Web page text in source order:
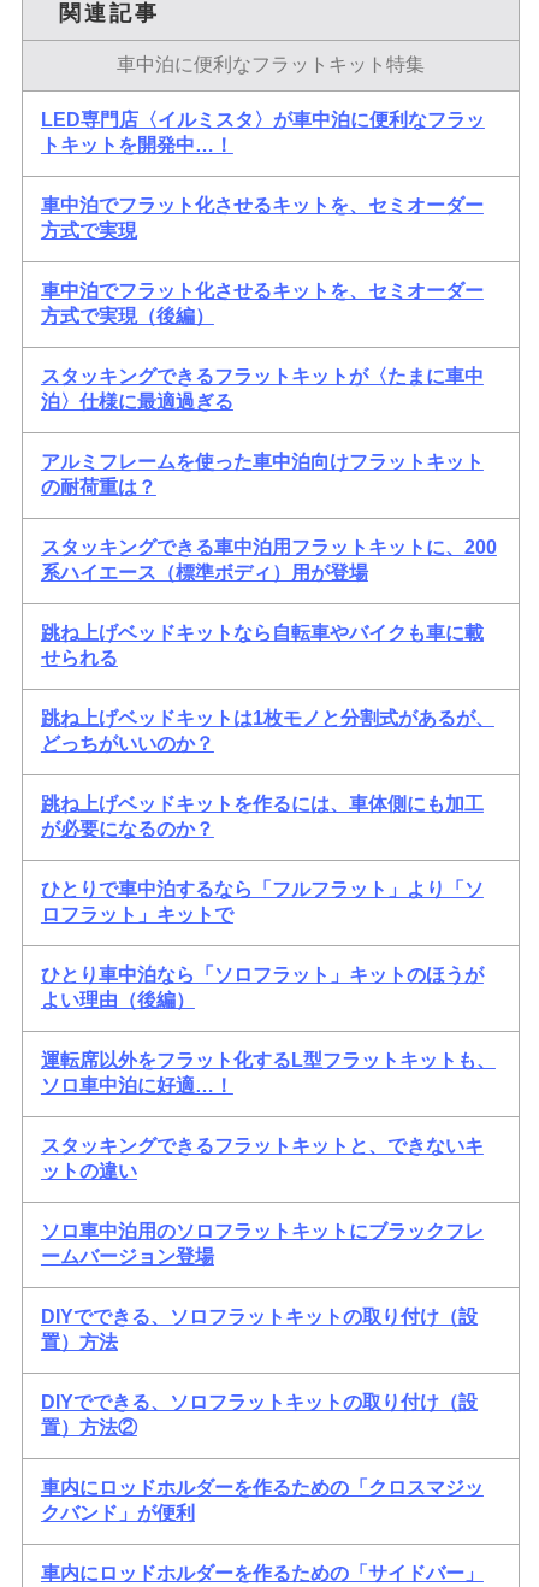
関連記事
車中泊に便利なフラットキット特集
LED専門店〈イルミスタ〉が車中泊に便利なフラッ
トキットを開発中…！
車中泊でフラット化させるキットを、セミオーダー
方式で実現
車中泊でフラット化させるキットを、セミオーダー
方式で実現（後編）
スタッキングできるフラットキットが〈たまに車中
泊〉仕様に最適過ぎる
アルミフレームを使った車中泊向けフラットキット
の耐荷重は？
スタッキングできる車中泊用フラットキットに、200
系ハイエース（標準ボディ）用が登場
跳ね上げベッドキットなら自転車やバイクも車に載
せられる
跳ね上げベッドキットは1枚モノと分割式があるが、
どっちがいいのか？
跳ね上げベッドキットを作るには、車体側にも加工
が必要になるのか？
ひとりで車中泊するなら「フルフラット」より「ソ
ロフラット」キットで
ひとり車中泊なら「ソロフラット」キットのほうが
よい理由（後編）
運転席以外をフラット化するL型フラットキットも、
ソロ車中泊に好適…！
スタッキングできるフラットキットと、できないキ
ットの違い
ソロ車中泊用のソロフラットキットにブラックフレ
ームバージョン登場
DIYでできる、ソロフラットキットの取り付け（設
置）方法
DIYでできる、ソロフラットキットの取り付け（設
置）方法②
車内にロッドホルダーを作るための「クロスマジッ
クバンド」が便利
車内にロッドホルダーを作るための「サイドバー」